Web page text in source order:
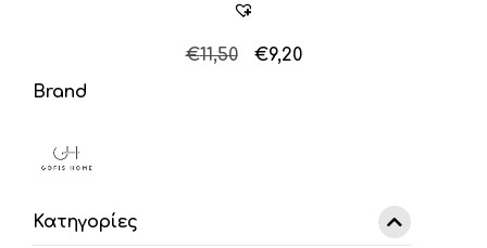
€11,50
Original
€9,20Η
Brand
Κατηγορίες